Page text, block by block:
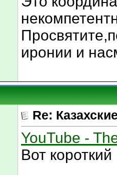
иронии и
Re:
YouTube -
Вот